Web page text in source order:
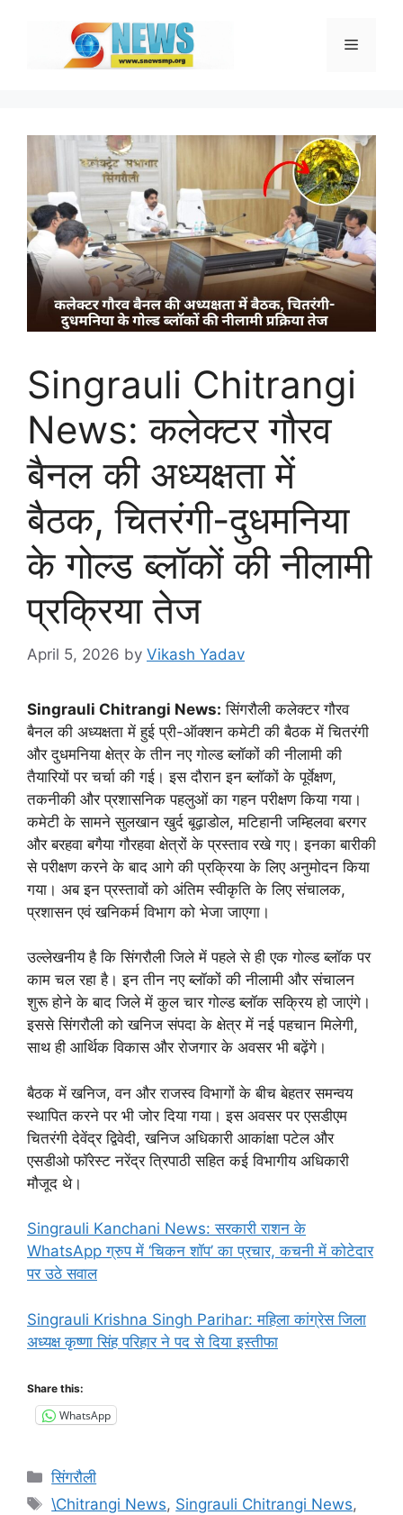
Menu
Singrauli Chitrangi
News: कलेक्टर गौरव
बैनल की अध्यक्षता में
बैठक, चितरंगी-दुधमनिया
के गोल्ड ब्लॉकों की नीलामी
प्रक्रिया तेज
April 5, 2026 by Vikash Yadav
Singrauli Chitrangi News: सिंगरौली कलेक्टर गौरव
बैनल की अध्यक्षता में हुई प्री-ऑक्शन कमेटी की बैठक में चितरंगी
और दुधमनिया क्षेत्र के तीन नए गोल्ड ब्लॉकों की नीलामी की
तैयारियों पर चर्चा की गई। इस दौरान इन ब्लॉकों के पूर्वेक्षण,
तकनीकी और प्रशासनिक पहलुओं का गहन परीक्षण किया गया।
कमेटी के सामने सुलखान खुर्द बूढ़ाडोल, मटिहानी जम्हिलवा बरगर
और बरहवा बगैया गौरहवा क्षेत्रों के प्रस्ताव रखे गए। इनका बारीकी
से परीक्षण करने के बाद आगे की प्रक्रिया के लिए अनुमोदन किया
गया। अब इन प्रस्तावों को अंतिम स्वीकृति के लिए संचालक,
प्रशासन एवं खनिकर्म विभाग को भेजा जाएगा।
उल्लेखनीय है कि सिंगरौली जिले में पहले से ही एक गोल्ड ब्लॉक पर
काम चल रहा है। इन तीन नए ब्लॉकों की नीलामी और संचालन
शुरू होने के बाद जिले में कुल चार गोल्ड ब्लॉक सक्रिय हो जाएंगे।
इससे सिंगरौली को खनिज संपदा के क्षेत्र में नई पहचान मिलेगी,
साथ ही आर्थिक विकास और रोजगार के अवसर भी बढ़ेंगे।
बैठक में खनिज, वन और राजस्व विभागों के बीच बेहतर समन्वय
स्थापित करने पर भी जोर दिया गया। इस अवसर पर एसडीएम
चितरंगी देवेंद्र द्विवेदी, खनिज अधिकारी आकांक्षा पटेल और
एसडीओ फॉरेस्ट नरेंद्र त्रिपाठी सहित कई विभागीय अधिकारी
मौजूद थे।
Singrauli Kanchani News: सरकारी राशन के
WhatsApp ग्रुप में ‘चिकन शॉप’ का प्रचार, कचनी में कोटेदार
पर उठे सवाल
Singrauli Krishna Singh Parihar: महिला कांग्रेस जिला
अध्यक्ष कृष्णा सिंह परिहार ने पद से दिया इस्तीफा
Share this:
WhatsApp
Categories
सिंगरौली
Tags
\Chitrangi News, Singrauli Chitrangi News,